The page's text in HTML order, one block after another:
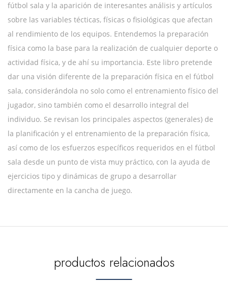
fútbol sala y la aparición de interesantes análisis y artículos
sobre las variables técticas, físicas o fisiológicas que afectan
al rendimiento de los equipos. Entendemos la preparación
física como la base para la realización de cualquier deporte o
actividad física, y de ahí su importancia. Este libro pretende
dar una visión diferente de la preparación física en el fútbol
sala, considerándola no solo como el entrenamiento físico del
jugador, sino también como el desarrollo integral del
individuo. Se revisan los principales aspectos (generales) de
la planificación y el entrenamiento de la preparación física,
así como de los esfuerzos específicos requeridos en el fútbol
sala desde un punto de vista muy práctico, con la ayuda de
ejercicios tipo y dinámicas de grupo a desarrollar
directamente en la cancha de juego.
productos relacionados